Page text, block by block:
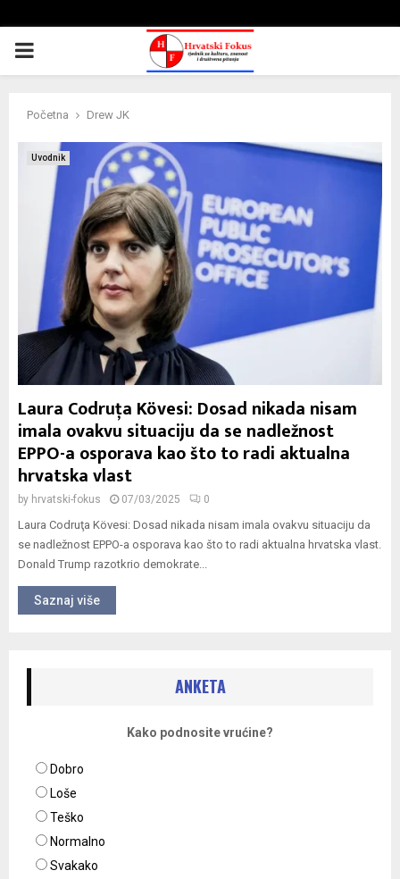
PRIMARY
Početna Drew JK
Uvodnik
Laura Codruţa Kövesi: Dosad nikada nisam
imala ovakvu situaciju da se nadležnost
EPPO-a osporava kao što to radi aktualna
hrvatska vlast
by hrvatski-fokus 07/03/2025 0
Laura Codruţa Kövesi: Dosad nikada nisam imala ovakvu situaciju da
se nadležnost EPPO-a osporava kao što to radi aktualna hrvatska vlast.
Donald Trump razotkrio demokrate...
Saznaj više
ANKETA
Kako podnosite vrućine?
Dobro
Loše
Teško
Normalno
Svakako